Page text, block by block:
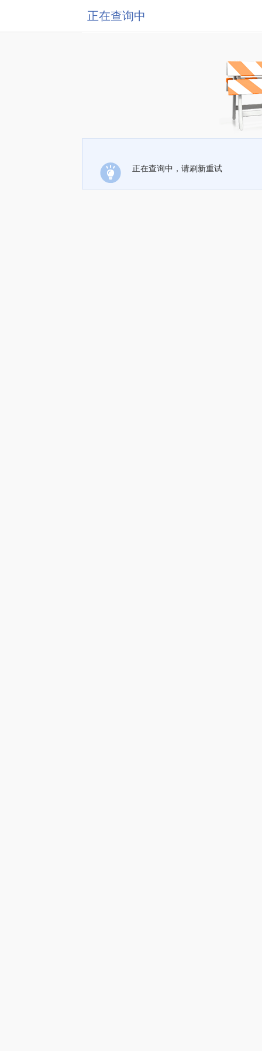
正在查询中
正在查询中，请刷新重试